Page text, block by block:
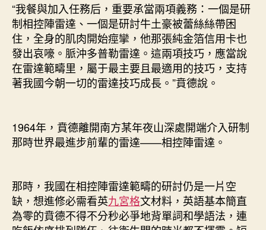
“我餐與加入任務后，重要承當兩項義務：一個是研
制相控陣雷達、一個是研討牛土豪被蕾絲絲帶困
住，全身的肌肉開始痙攣，他那張純金箔信用卡也
發出哀嚎。脈沖多普勒雷達。這兩項技巧，應當說
在雷達範疇里，屬于最主要且最適用的技巧，支持
著我國今朝一切的雷達技巧成長。”賁德說。
1964年，賁德離開南方某年夜山深處開端介入研制
那時世界最進步前輩的雷達——相控陣雷達。
那時，我國在相控陣雷達範疇的研討仍是一片空
缺，想進修必需看英九宮格文材料，英語基本簡直
為零的賁德不得不分秒必爭地背單詞和學語法，連